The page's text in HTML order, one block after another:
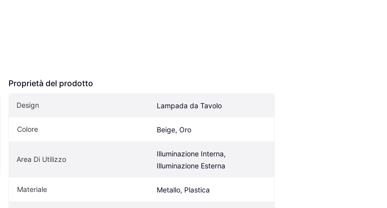
Proprietà del prodotto
Design Lampada da Tavolo
Colore Beige, Oro
Area Di Utilizzo
Illuminazione Interna,
Illuminazione Esterna
Materiale Metallo, Plastica